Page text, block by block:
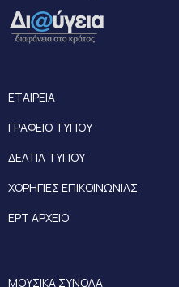
ΕΤΑΙΡΕΙΑ
ΓΡΑΦΕΙΟ ΤΥΠΟΥ
ΔΕΛΤΙΑ ΤΥΠΟΥ
ΧΟΡΗΓΙΕΣ ΕΠΙΚΟΙΝΩΝΙΑΣ
ΕΡΤ ΑΡΧΕΙΟ
ΜΟΥΣΙΚΑ ΣΥΝΟΛΑ